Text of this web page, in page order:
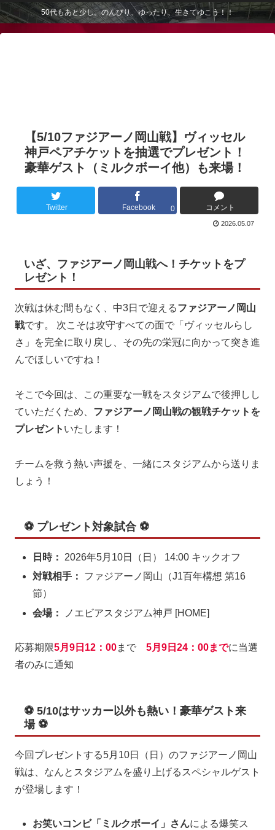
50代もあと少し。のんびり、ゆったり、生きてゆこう！！
【5/10ファジアーノ岡山戦】ヴィッセル
神戸ペアチケットを抽選でプレゼント！
豪華ゲスト（ミルクボーイ他）も来場！
Twitter Facebook 0 コメント
2026.05.07
いざ、ファジアーノ岡山戦へ！チケットをプ
レゼント！
次戦は休む間もなく、中3日で迎えるファジアーノ岡山
戦です。 次こそは攻守すべての面で「ヴィッセルらし
さ」を完全に取り戻し、その先の栄冠に向かって突き進
んでほしいですね！
そこで今回は、この重要な一戦をスタジアムで後押しし
ていただくため、 ファジアーノ岡山戦の観戦チケットを
プレゼント いたします！
チームを救う熱い声援を、一緒にスタジアムから送りま
しょう！
⚽ プレゼント対象試合 ⚽
日時：
2026年5月10日（日） 14:00 キックオフ
対戦相手：
ファジアーノ岡山（J1百年構想 第16
節）
会場：
ノエビアスタジアム神戸 [HOME]
応募期限5月9日12：00まで 5月9日24：00までに当選
者のみに通知
⚽ 5/10はサッカー以外も熱い！豪華ゲスト来
場 ⚽
今回プレゼントする5月10日（日）のファジアーノ岡山
戦は、なんとスタジアムを盛り上げるスペシャルゲスト
が登場します！
お笑いコンビ「ミルクボーイ」さんによる爆笑ス